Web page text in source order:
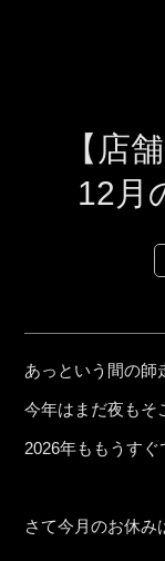
【店
12月
あっという間の師
今年はまだ夜もそ
2026年ももうすぐ
さて今月のお休み